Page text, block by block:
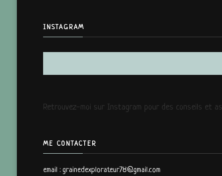
INSTAGRAM
Retrouvez-moi sur Instagram pour des conseils et
ME CONTACTER
email : grainedexplorateur78@gmail.com